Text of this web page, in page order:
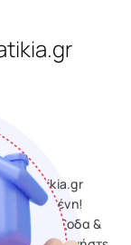
Polikatikia.gr
οργανωμένη!
έξοδα &